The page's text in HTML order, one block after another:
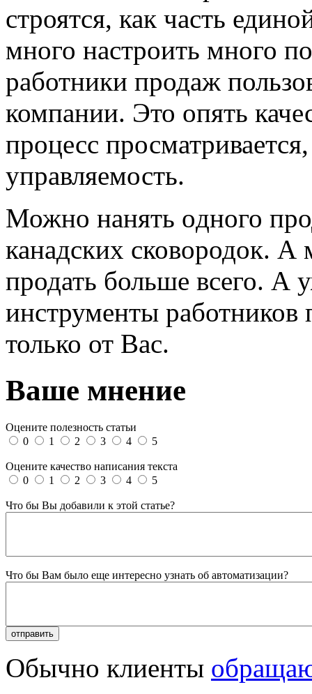
строятся, как часть
много настроить много
работники продаж
компании. Это опять
процесс
управляемость.
Можно нанять одного
канадских сковородок.
продать больше всего. А
инструменты работников
только от Вас.
Ваше мнение
Оцените полезность статьи
0
1 2 3 4 5
Оцените качество написания текста
0
1 2 3 4 5
Что бы Вы добавили к этой статье?
Что бы Вам было еще интересно узнать об автоматизации?
Обычно клиенты